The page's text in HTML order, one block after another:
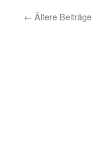
← Ältere Beiträge